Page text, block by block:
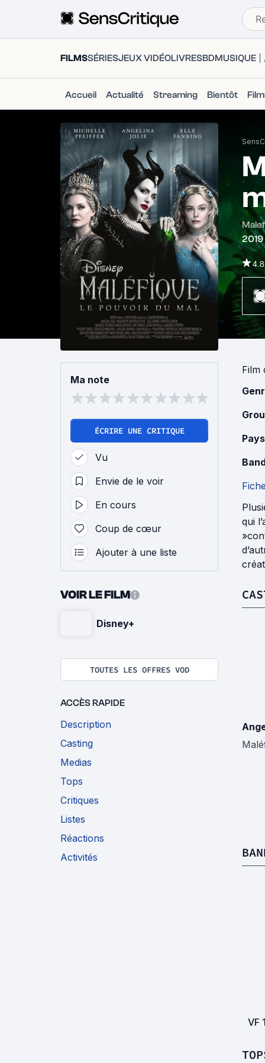
FILMSSÉRIESJEUX VIDÉOLIVRESBDMUSIQUE
Accueil Actualité Streaming Bientôt
2019
Ma note
ÉCRIRE UNE CRITIQUE
Vu
Envie de le voir
En cours
Coup de cœur
Ajouter à une liste
VOIR LE FILM
Disney+
TOUTES LES OFFRES VOD
ACCÈS RAPIDE
Description
Casting
Medias
Tops
Critiques
Listes
Réactions
Activités
Film
qui
VF 1